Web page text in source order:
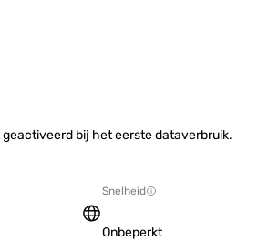
geactiveerd bij het eerste dataverbruik.
Snelheid
Onbeperkt